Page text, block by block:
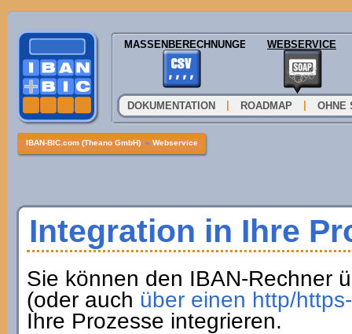
MASSENBERECHNUNGEN WEBSERVICE
DOKUMENTATION ROADMAP OHNE
IBAN-BIC.com (Theano GmbH) » Webservice
Integration in Ihre
Sie können den IBAN-Rechner
(oder auch über einen http/
Ihre Prozesse integrieren.